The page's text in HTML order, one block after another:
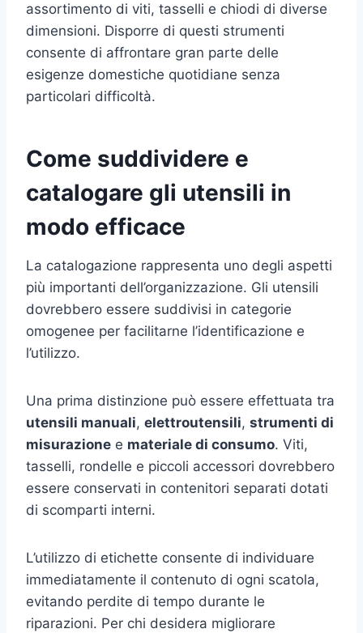
assortimento di viti, tasselli e chiodi di diverse
dimensioni. Disporre di questi strumenti
consente di affrontare gran parte delle
esigenze domestiche quotidiane senza
particolari difficoltà.
Come suddividere e
catalogare gli utensili in
modo efficace
La catalogazione rappresenta uno degli aspetti
più importanti dell’organizzazione. Gli utensili
dovrebbero essere suddivisi in categorie
omogenee per facilitarne l’identificazione e
l’utilizzo.
Una prima distinzione può essere effettuata tra
utensili manuali, elettroutensili, strumenti di
misurazione e materiale di consumo. Viti,
tasselli, rondelle e piccoli accessori dovrebbero
essere conservati in contenitori separati dotati
di scomparti interni.
L’utilizzo di etichette consente di individuare
immediatamente il contenuto di ogni scatola,
evitando perdite di tempo durante le
riparazioni. Per chi desidera migliorare